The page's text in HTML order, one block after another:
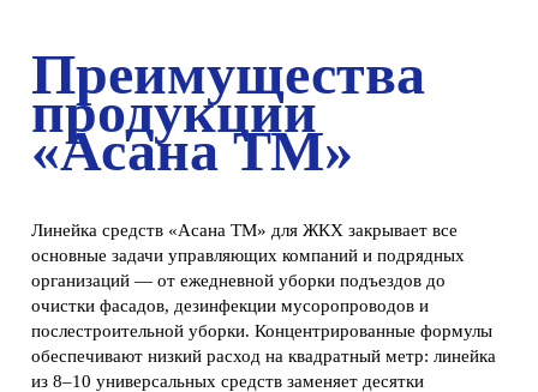
Преимущества
продукции
«Асана ТМ»
Линейка средств «Асана ТМ» для ЖКХ закрывает все
основные задачи управляющих компаний и подрядных
организаций — от ежедневной уборки подъездов до
очистки фасадов, дезинфекции мусоропроводов и
послестроительной уборки. Концентрированные формулы
обеспечивают низкий расход на квадратный метр: линейка
из 8–10 универсальных средств заменяет десятки